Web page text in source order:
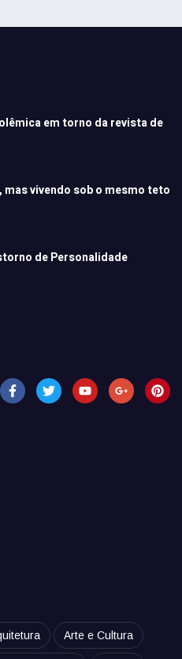
em torno da revista de
vivendo sob o mesmo teto
de Personalidade
Arte e Cultura